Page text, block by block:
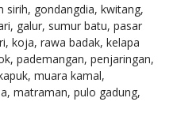
sirih, gondangdia, kwitang,
galur, sumur batu, pasar
koja, rawa badak, kelapa
pademangan, penjaringan,
muara kamal,
matraman, pulo gadung,